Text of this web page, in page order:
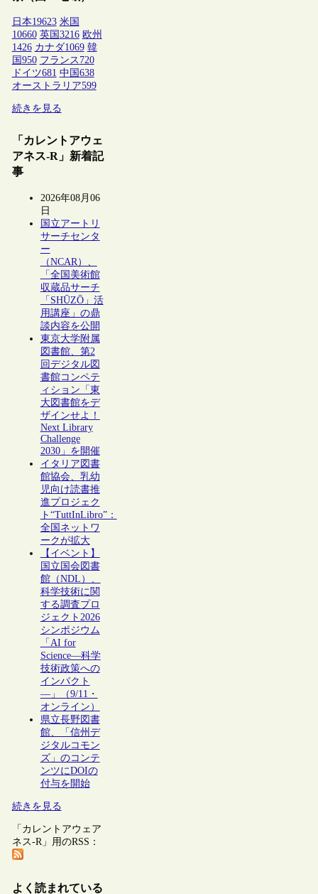
日本19623 米国
10660 英国 3216 欧州
1426 カナダ1069 韓
国 950 フランス 720
ドイツ681 中国 638
オーストラリア599
続きを見る
「カレントアウェ
アネス-R」新着記
事
2026年08月06
日
国立アートリ
サーチセンタ
ー
（NCAR）、
「全国美術館
収蔵品サーチ
「SHŪZŌ」活
用講座」の鼎
談内容を公開
東京大学附属
図書館、第2
回デジタル図
書館コンペテ
ィション「東
大図書館をデ
ザインせよ！
Next Library
Challenge
2030」を開催
イタリア図書
館協会、乳幼
児向け読書推
進プロジェク
ト“TuttInLibro”：
全国ネットワ
ークが拡大
【イベント】
国立国会図書
館（NDL）、
科学技術に関
する調査プロ
ジェクト2026
シンポジウム
「AI for
Science―科学
技術政策への
インパクト
―」（9/11・
オンライン）
県立長野図書
館、「信州デ
ジタルコモン
ズ」のコンテ
ンツにDOIの
付与を開始
続きを見る
「カレントアウェア
ネス-R」用のRSS：
よく読まれている